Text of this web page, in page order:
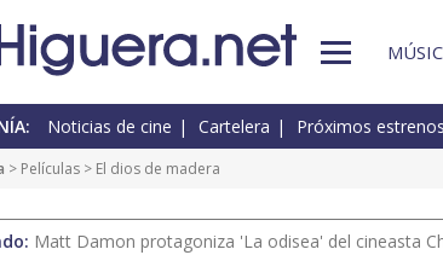
Noticias de cine Cartelera Próximos estrenos
> Películas > El dios de madera
Matt Damon protagoniza 'La odisea' del cineasta